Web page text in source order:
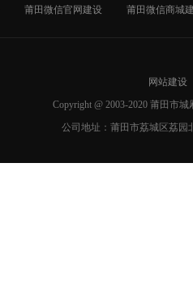
莆田微信官网建设 莆田微信商城
网站建设
Copyright @ 2003-2020 莆田市
公司地址：莆田市荔城区荔